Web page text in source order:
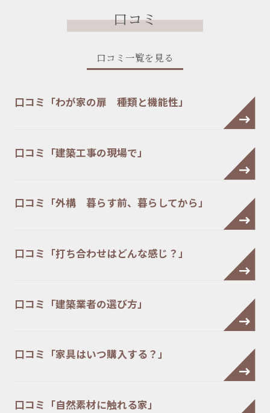
口コミ
口コミ一覧を見る
口コミ「わが家の扉 種類と機能性」
口コミ「建築工事の現場で」
口コミ「外構 暮らす前、暮らしてから」
口コミ「打ち合わせはどんな感じ？」
口コミ「建築業者の選び方」
口コミ「家具はいつ購入する？」
口コミ「自然素材に触れる家」